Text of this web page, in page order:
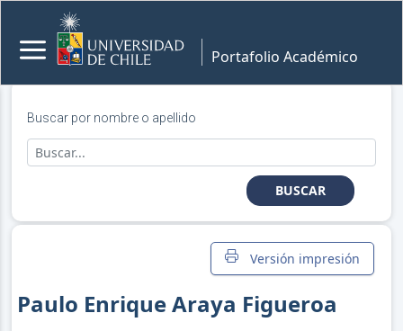
Portafolio Académico
Buscar por nombre o apellido
BUSCAR
Versión impresión
Paulo Enrique Araya Figueroa